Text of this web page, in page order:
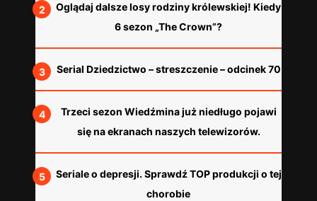
Oglądaj dalsze losy rodziny królewskiej! Kiedy
6 sezon „The Crown”?
Serial Dziedzictwo – streszczenie – odcinek 70
Trzeci sezon Wiedźmina już niedługo pojawi
się na ekranach naszych telewizorów.
Seriale o depresji. Sprawdź TOP produkcji o tej
chorobie